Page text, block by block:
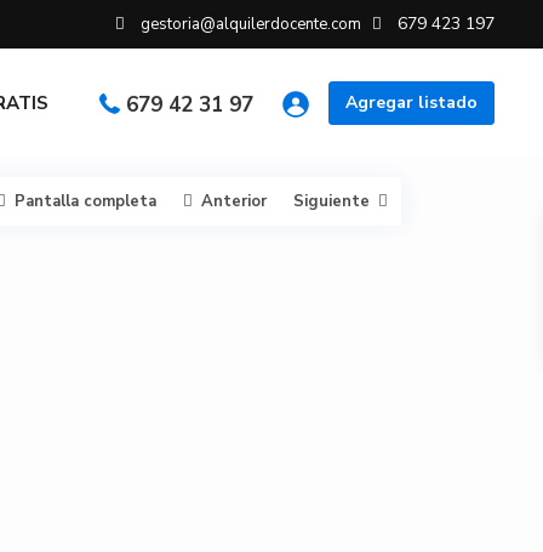
gestoria@alquilerdocente.com 679 423 197
Agregar listado
679 42 31 97
Pantalla completa Anterior Siguiente